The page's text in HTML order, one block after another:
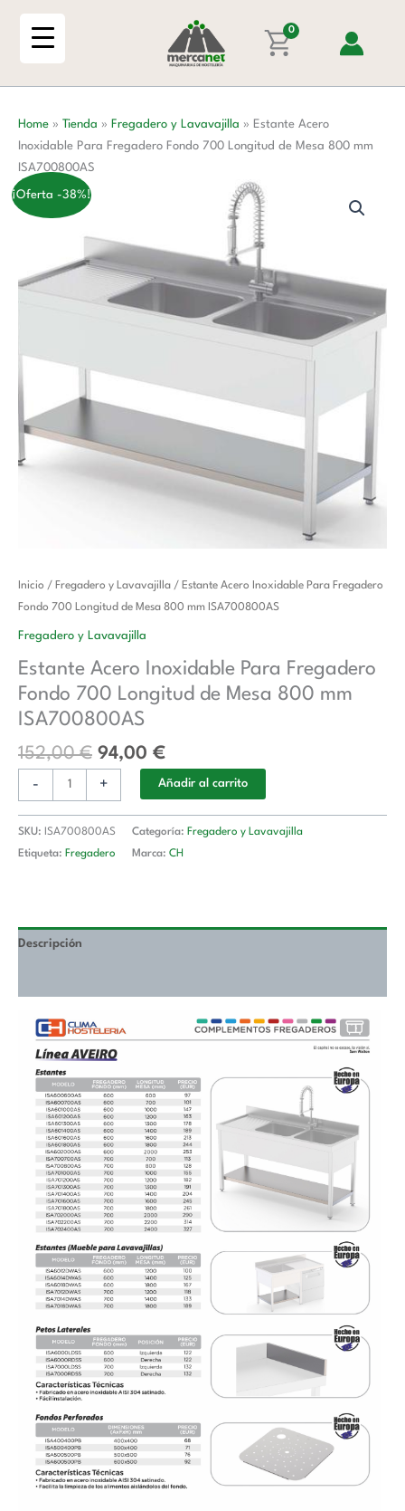
0
Home » Tienda » Fregadero y Lavavajilla » Estante Acero
Inoxidable Para Fregadero Fondo 700 Longitud de Mesa 800 mm
ISA700800AS
¡Oferta -38%!
Inicio / Fregadero y Lavavajilla / Estante Acero Inoxidable Para Fregadero
Fondo 700 Longitud de Mesa 800 mm ISA700800AS
Fregadero y Lavavajilla
Estante Acero Inoxidable Para Fregadero
Fondo 700 Longitud de Mesa 800 mm
ISA700800AS
152,00€
El
precio
original
152,00 €.
94,00 €
El
precio
94,00 €.
-
Estante
Acero
Inoxidable
Fregadero
Fondo
700
de
800
+ Añadir al carrito
SKU: ISA700800AS Categoría: Fregadero y Lavavajilla
Etiqueta: Fregadero Marca: CH
Descripción
Fregadero
Fondo
700
de
Mesa
800
mm
ISA700800AS